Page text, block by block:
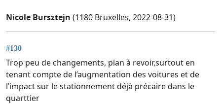
Nicole Bursztejn (1180 Bruxelles, 2022-08-31)
#130
Trop peu de changements, plan à revoir,surtout en
tenant compte de l’augmentation des voitures et de
l’impact sur le stationnement déjà précaire dans le
quarttier